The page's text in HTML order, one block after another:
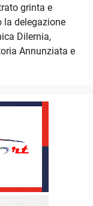
grinta e
la delegazione
Dilernia,
Annunziata e